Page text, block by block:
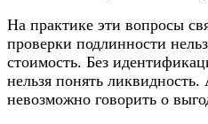
На практике эти вопросы
проверки подлинности
стоимость. Без
нельзя понять
невозможно говорить о